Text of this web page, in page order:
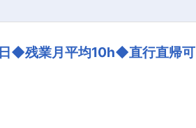
◆残業月平均10h◆直行直帰可